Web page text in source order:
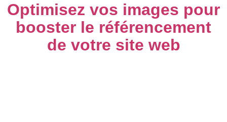
Optimisez vos images pour
booster le référencement
de votre site web